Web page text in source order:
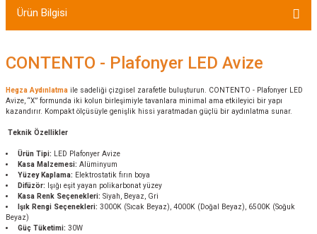
Ürün Bilgisi
CONTENTO - Plafonyer LED Avize
Hegza Aydınlatma ile sadeliği çizgisel zarafetle buluşturun. CONTENTO - Plafonyer LED
Avize, “X” formunda iki kolun birleşimiyle tavanlara minimal ama etkileyici bir yapı
kazandırır. Kompakt ölçüsüyle genişlik hissi yaratmadan güçlü bir aydınlatma sunar.
Teknik Özellikler
Ürün Tipi:
LED Plafonyer Avize
Kasa Malzemesi: Alüminyum
Yüzey Kaplama: Elektrostatik fırın boya
Difüzör:
Işığı eşit yayan polikarbonat yüzey
Kasa Renk Seçenekleri: Siyah, Beyaz, Gri
Işık Rengi Seçenekleri: 3000K (Sıcak Beyaz), 4000K (Doğal Beyaz), 6500K (Soğuk
Beyaz)
Güç Tüketimi: 30W